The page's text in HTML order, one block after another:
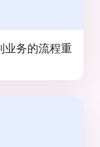
业务的流程重